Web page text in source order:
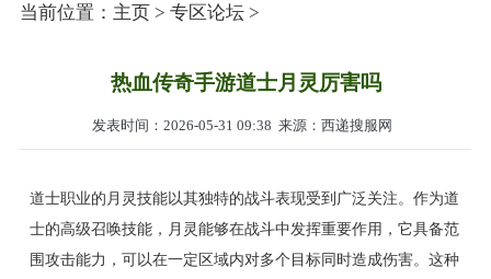
当前位置： 主页> 专区论坛>
热血传奇手游道士月灵厉害吗
发表时间：2026-05-31 09:38 来源：西递搜服网
道士职业的月灵技能以其独特的战斗表现受到广泛关注。作为道
士的高级召唤技能，月灵能够在战斗中发挥重要作用，它具备范
围攻击能力，可以在一定区域内对多个目标同时造成伤害。这种